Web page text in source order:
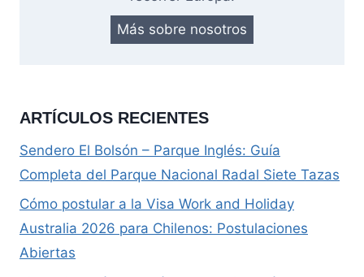
Más sobre nosotros
ARTÍCULOS RECIENTES
Sendero El Bolsón – Parque Inglés: Guía
Completa del Parque Nacional Radal Siete Tazas
Cómo postular a la Visa Work and Holiday
Australia 2026 para Chilenos: Postulaciones
Abiertas